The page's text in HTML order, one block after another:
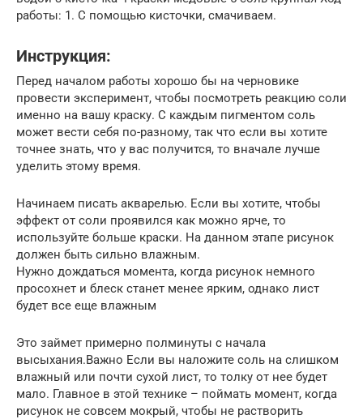
работы: 1. С помощью кисточки, смачиваем.
Инструкция:
Перед началом работы хорошо бы на черновике
провести эксперимент, чтобы посмотреть реакцию соли
именно на вашу краску. С каждым пигментом соль
может вести себя по-разному, так что если вы хотите
точнее знать, что у вас получится, то вначале лучше
уделить этому время.
Начинаем писать акварелью. Если вы хотите, чтобы
эффект от соли проявился как можно ярче, то
используйте больше краски. На данном этапе рисунок
должен быть сильно влажным.
Нужно дождаться момента, когда рисунок немного
просохнет и блеск станет менее ярким, однако лист
будет все еще влажным
Это займет примерно полминуты с начала
высыхания.Важно Если вы наложите соль на слишком
влажный или почти сухой лист, то толку от нее будет
мало. Главное в этой технике – поймать момент, когда
рисунок не совсем мокрый, чтобы не растворить